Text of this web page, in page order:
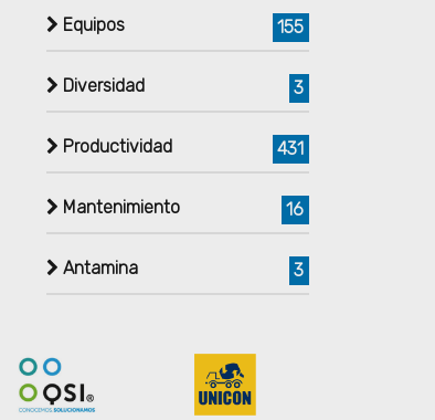
Equipos 155
Diversidad 3
Productividad 431
Mantenimiento 16
Antamina 3